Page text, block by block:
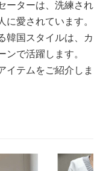
ーターは、洗練され
愛されています。
韓国スタイルは、カ
で活躍します。
イテムをご紹介しま